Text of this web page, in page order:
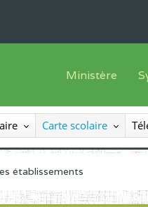
Ministère
Le Ministre
Le SEESEN
Inspection
Carte scolaire
établissements